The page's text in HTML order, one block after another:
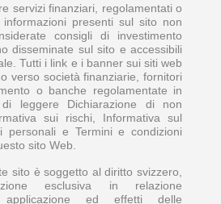
servizi finanziari, regolamentati o
presenti sul sito non
consigli di investimento
disseminate sul sito e accessibili
Tutti i link e i banner sui siti web
verso società finanziarie, fornitori
o banche regolamentate in
leggere Dichiarazione di non
sui rischi, Informativa sul
personali e Termini e condizioni
sito Web.
sito è soggetto al diritto svizzero,
esclusiva in relazione
applicazione ed effetti delle